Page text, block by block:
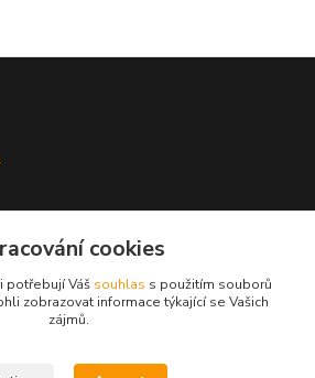
cookies
potřebují Váš souhlas s použitím souborů
zobrazovat informace týkající se Vašich
zájmů.